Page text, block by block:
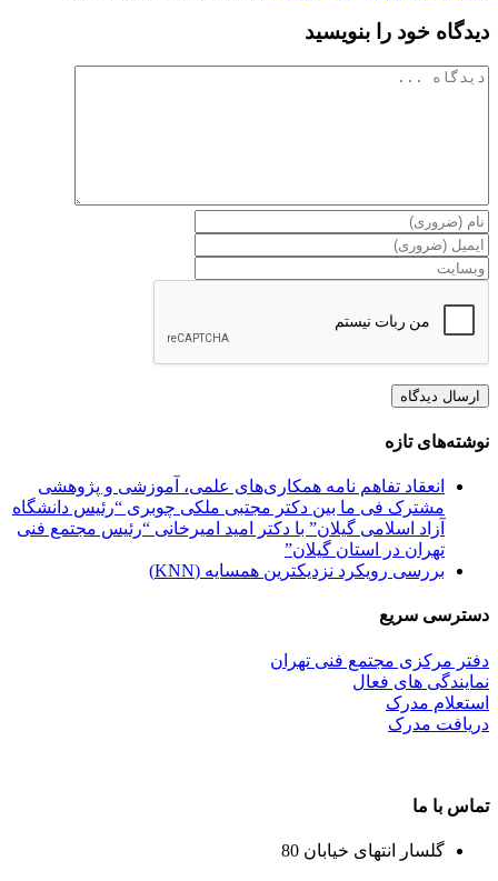
دیدگاه خود را بنویسید
دیدگاه
نوشته‌های تازه
انعقاد تفاهم نامه همکاری‌های علمی، آموزشی و پژوهشی
مشترک فی ما بین دکتر مجتبی ملکی چوبری “رئیس دانشگاه
آزاد اسلامی گیلان” با دکتر امید امیرخانی “رئیس مجتمع فنی
تهران در استان گیلان”
بررسی رویکرد نزدیکترین همسایه (KNN)
دسترسی سریع
دفتر مرکزی مجتمع فنی تهران
نمایندگی های فعال
استعلام مدرک
دریافت مدرک
تماس با ما
گلسار انتهای خیابان 80